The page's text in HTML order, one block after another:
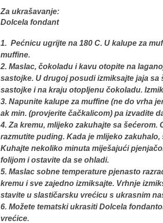
Za ukrašavanje:
Dolcela fondant
1. Pećnicu ugrijte na 180 C. U kalupe za
muffine.
2. Maslac, čokoladu i kavu otopite na
sastojke. U drugoj posudi izmiksajte jaja sa
sastojke i na kraju otopljenu čokoladu.
3. Napunite kalupe za muffine (ne do vrha
ak min. (provjerite čačkalicom) pa izvadite
4. Za kremu, mlijeko zakuhajte sa
razmutite puding. Kada je mlijeko
Kuhajte nekoliko minuta miješajući
folijom i ostavite da se ohladi.
5. Maslac sobne temperature pjenasto
kremu i sve zajedno izmiksajte. Vrhnje
stavite u slastičarsku vrećicu s ukrasnim
6. Možete tematski ukrasiti Dolcela
vrećice.